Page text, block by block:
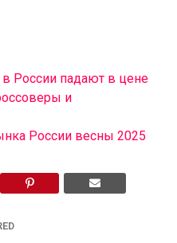
России падают в цене
и
России весны 2025